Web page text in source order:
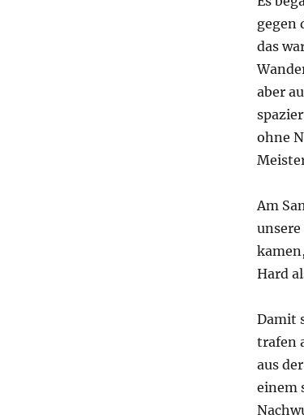
gegen
das
aber
ohne
Am
unsere
Hard
Damit
trafen
aus
einem